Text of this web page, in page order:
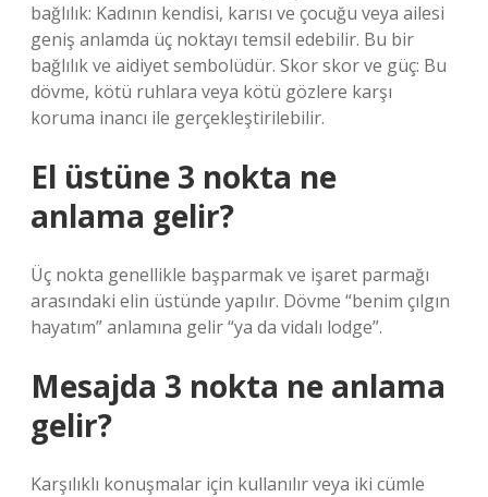
bağlılık: Kadının kendisi, karısı ve çocuğu veya ailesi
geniş anlamda üç noktayı temsil edebilir. Bu bir
bağlılık ve aidiyet sembolüdür. Skor skor ve güç: Bu
dövme, kötü ruhlara veya kötü gözlere karşı
koruma inancı ile gerçekleştirilebilir.
El üstüne 3 nokta ne
anlama gelir?
Üç nokta genellikle başparmak ve işaret parmağı
arasındaki elin üstünde yapılır. Dövme “benim çılgın
hayatım” anlamına gelir “ya da vidalı lodge”.
Mesajda 3 nokta ne anlama
gelir?
Karşılıklı konuşmalar için kullanılır veya iki cümle